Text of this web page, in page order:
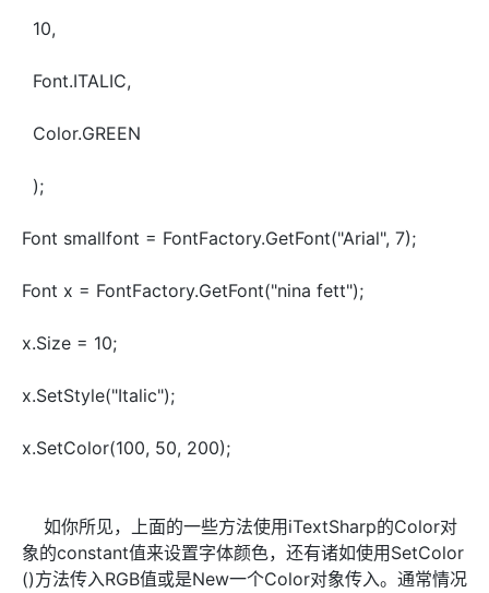
10,
Font.ITALIC,
Color.GREEN
);
Font smallfont = FontFactory.GetFont("Arial", 7);
Font x = FontFactory.GetFont("nina fett");
x.Size = 10;
x.SetStyle("Italic");
x.SetColor(100, 50, 200);
如你所见，上面的一些方法使用iTextSharp的Color对
象的constant值来设置字体颜色，还有诸如使用SetColor
()方法传入RGB值或是New一个Color对象传入。通常情况